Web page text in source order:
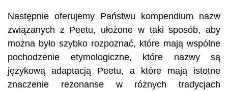
Następnie oferujemy Państwu kompendium nazw
związanych z Peetu, ułożone w taki sposób, aby
można było szybko rozpoznać, które mają wspólne
pochodzenie etymologiczne, które nazwy są
językową adaptacją Peetu, a które mają istotne
znaczenie rezonanse w różnych tradycjach